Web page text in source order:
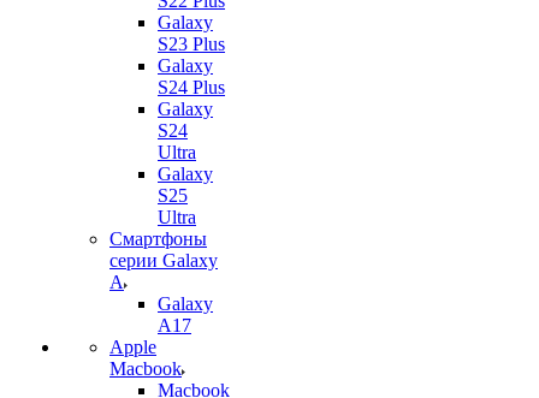
Galaxy
S23 Plus
Galaxy
S24 Plus
Galaxy
S24
Ultra
Galaxy
S25
Ultra
Смартфоны
серии Galaxy
A
Galaxy
A17
Apple
Macbook
Macbook